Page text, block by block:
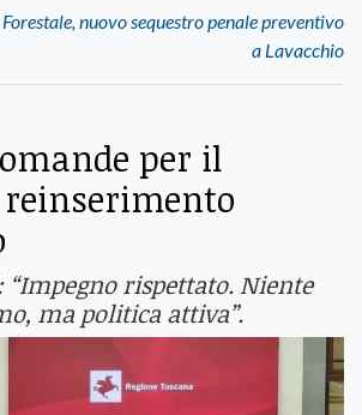
Forestale, nuovo sequestro penale preventivo
a Lavacchio
per il
“Impegno rispettato. Niente
ma politica attiva”.